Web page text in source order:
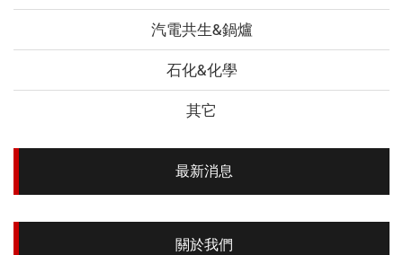
汽電共生&鍋爐
石化&化學
其它
最新消息
關於我們